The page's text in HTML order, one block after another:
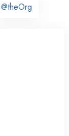
@theOrg